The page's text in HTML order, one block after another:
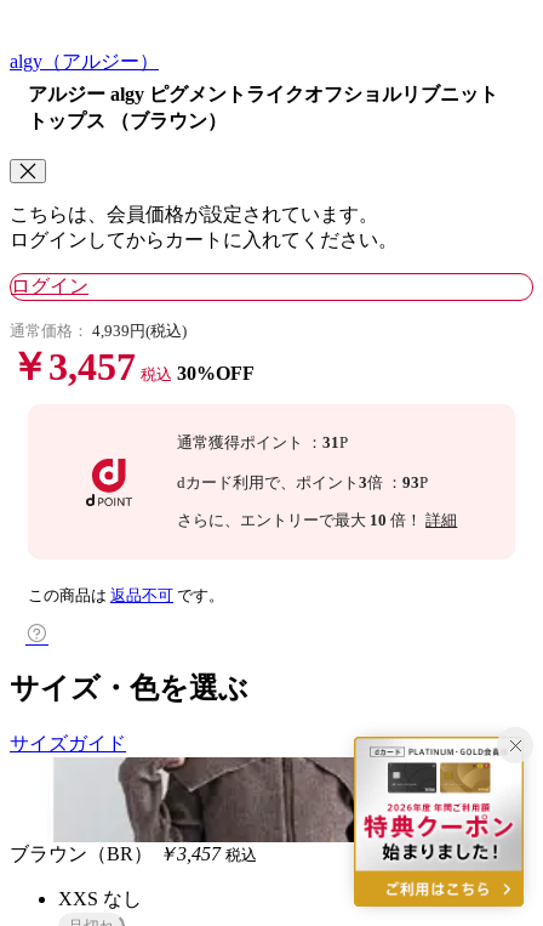
algy （アルジー）
アルジー algy ピグメントライクオフショルリブニット
トップス （ブラウン）
こちらは、会員価格が設定されています。
ログインしてからカートに入れてください。
ログイン
通常価格： 4,939円(税込)
￥3,457 税込 30%OFF
通常獲得ポイント ：31P
dカード利用で、ポイント3倍 ：93P
さらに、エントリーで最大 10 倍！詳細
この商品は 返品不可 です。
サイズ・色を選ぶ
サイズガイド
ブラウン（BR） ￥3,457 税込
XXS なし